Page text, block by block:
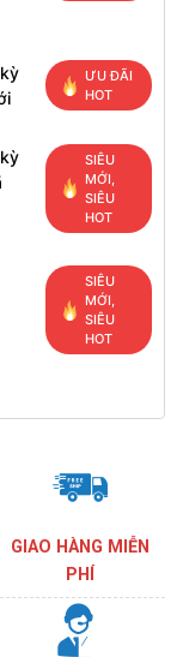
ƯU ĐÃI
HOT
SIÊU
MỚI,
SIÊU
HOT
SIÊU
MỚI,
SIÊU
HOT
GIAO HÀNG MIỄN
PHÍ